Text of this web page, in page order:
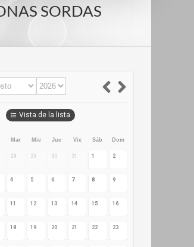
SORDAS
Vista de la lista
Mar Mie Jue Vie Sáb Dom
28 29 30 31 1 2
4 5 6 7 8 9
11 12 13 14 15 16
18 19 20 21 22 23